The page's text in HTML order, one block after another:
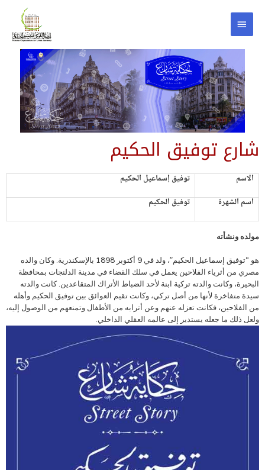
شارع توفيق الحكيم
الاسم
توفيق إسماعيل الحكيم
اسم الشهرة
توفيق الحكيم
مولده ونشأته
هو “توفيق إسماعيل الحكيم”، ولد في 9 أكتوبر 1898 بالإسكندرية. وكان والده
مصري من أثرياء الفلاحين يعمل في سلك القضاء في مدينة الدلنجات بمحافظة
البحيرة، وكانت والدته تركية ابنة لأحد الضباط الأتراك المتقاعدين. كانت والدته
سيدة متفاخرة لأنها من أصل تركي، وكانت تقيم العوائق بين توفيق الحكيم وأهله
من الفلاحين، فكانت تعزله عنهم وعن أترابه من الأطفال وتمنعهم من الوصول إليه،
ولعل ذلك ما جعله يستدير إلى عالمه العقلي الداخلي.